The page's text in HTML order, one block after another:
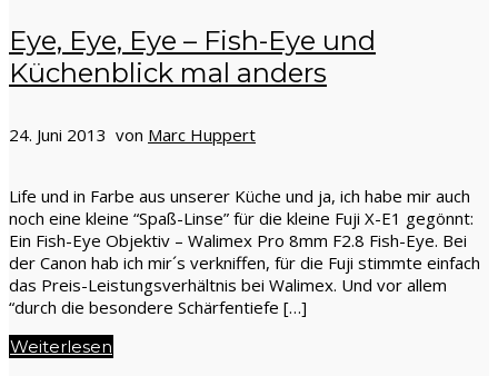
Eye, Eye, Eye – Fish-Eye und
Küchenblick mal anders
24. Juni 2013 von Marc Huppert
Life und in Farbe aus unserer Küche und ja, ich habe mir auch
noch eine kleine “Spaß-Linse” für die kleine Fuji X-E1 gegönnt:
Ein Fish-Eye Objektiv – Walimex Pro 8mm F2.8 Fish-Eye. Bei
der Canon hab ich mir´s verkniffen, für die Fuji stimmte einfach
das Preis-Leistungsverhältnis bei Walimex. Und vor allem
“durch die besondere Schärfentiefe […]
Weiterlesen